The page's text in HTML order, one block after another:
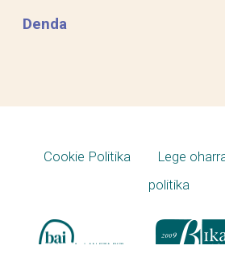
Denda
Cookie Politika Lege
politika